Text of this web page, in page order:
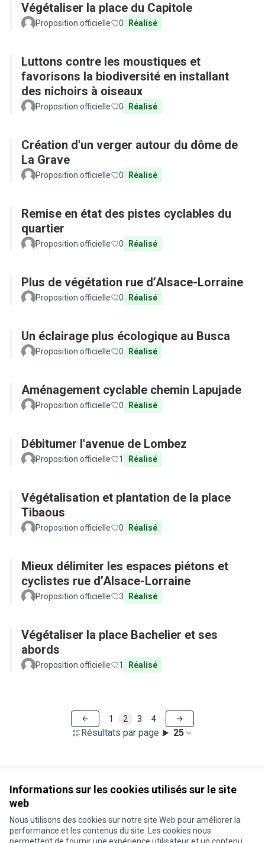
Informations sur les cookies utilisés sur le site
web
Nous utilisons des cookies sur notre site Web pour améliorer la
performance et les contenus du site. Les cookies nous
Végétaliser la place du Capitole
Proposition officielle 0 Réalisé
Luttons contre les moustiques et
favorisons la biodiversité en installant
des nichoirs à oiseaux
Proposition officielle 0 Réalisé
Création d'un verger autour du dôme de
La Grave
Proposition officielle 0 Réalisé
Remise en état des pistes cyclables du
quartier
Proposition officielle 0 Réalisé
Plus de végétation rue d’Alsace-Lorraine
Proposition officielle 0 Réalisé
Un éclairage plus écologique au Busca
Proposition officielle 0 Réalisé
Aménagement cyclable chemin Lapujade
Proposition officielle 0 Réalisé
Débitumer l'avenue de Lombez
Proposition officielle 1 Réalisé
Végétalisation et plantation de la place
Tibaous
Proposition officielle 0 Réalisé
Mieux délimiter les espaces piétons et
cyclistes rue d’Alsace-Lorraine
Proposition officielle 3 Réalisé
Végétaliser la place Bachelier et ses
abords
Proposition officielle 1 Réalisé
Résultats par page : 25
1 2 3 4
Conditions d'utilisation
Paramètres des cookies